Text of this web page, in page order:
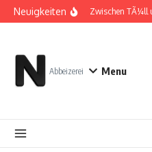
Zum Inhalt springen
Neuigkeiten Zwischen TÃ¼ll
Abbeizerei Menu